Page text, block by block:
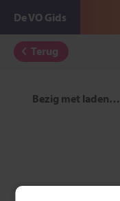
De VO Gids
Terug
Bezig met laden…